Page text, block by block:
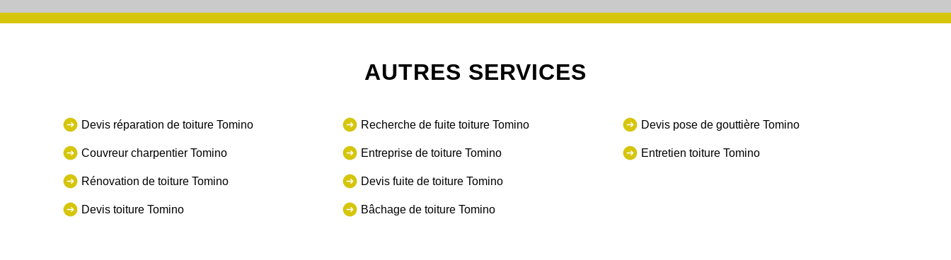
AUTRES SERVICES
Devis réparation de toiture Tomino
Couvreur charpentier Tomino
Rénovation de toiture Tomino
Devis toiture Tomino
Recherche de fuite toiture Tomino
Entreprise de toiture Tomino
Devis fuite de toiture Tomino
Bâchage de toiture Tomino
Devis pose de gouttière Tomino
Entretien toiture Tomino